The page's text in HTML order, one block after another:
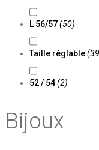
L 56/57(50)
Taille réglable
52 / 54(2)
Bijoux